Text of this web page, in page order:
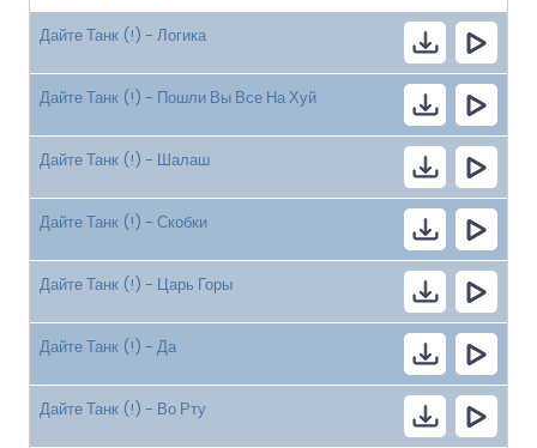
Дайте Танк (!) - Логика
Дайте Танк (!) - Пошли Вы Все На Хуй
Дайте Танк (!) - Шалаш
Дайте Танк (!) - Скобки
Дайте Танк (!) - Царь Горы
Дайте Танк (!) - Да
Дайте Танк (!) - Во Рту